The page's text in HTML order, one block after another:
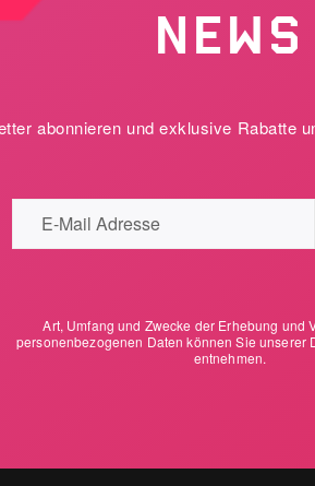
NEWS
abonnieren und exklusive Rabatte
Art, Umfang und Zwecke der Erhebung und
personenbezogenen Daten können Sie unserer
entnehmen.